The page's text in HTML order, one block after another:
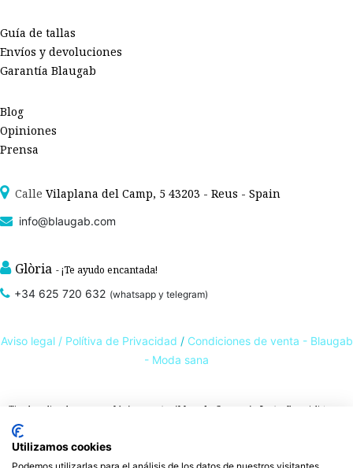
Guía de tallas
Envíos y devoluciones
Garantía Blaugab
Blog
Opiniones
Prensa
Calle Vilaplana del Camp, 5 43203 - Reus - Spain
info@blaugab.com
Glòria - ¡Te ayudo encantada!
+34 625 720 632 (whatsapp y telegram)
Aviso legal / Polítiva de Privacidad / Condiciones de venta - Blaugab
- Moda sana
Tienda online de ropa ecológica, sostenible y de Comercio Justo
. Especialistas en
ropa interior de algodón orgánico,
sostenibles con certificado GOTS
Expertos en ropa para piel sensible, ropa para piel delicada y enfermedades
Utilizamos cookies